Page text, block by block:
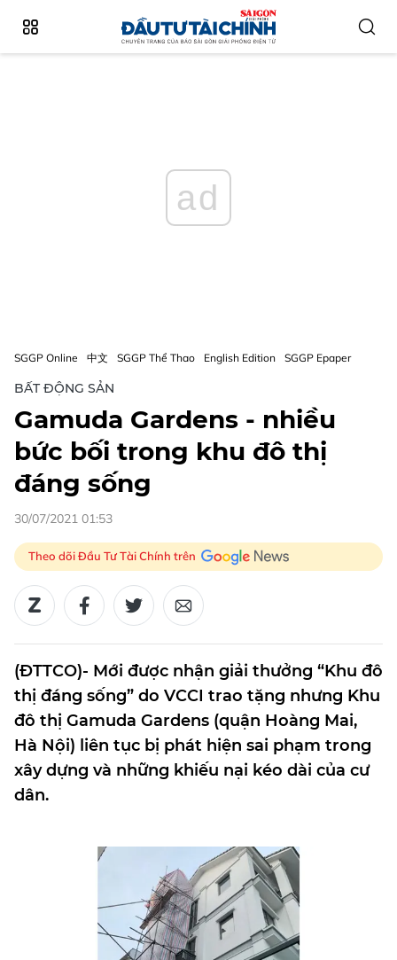
ad
SGGP Online 中文 SGGP Thể Thao English Edition SGGP Epaper
BẤT ĐỘNG SẢN
Gamuda Gardens - nhiều
bức bối trong khu đô thị
đáng sống
30/07/2021 01:53
Theo dõi Đầu Tư Tài Chính trên
(ĐTTCO)- Mới được nhận giải thưởng “Khu đô
thị đáng sống” do VCCI trao tặng nhưng Khu
đô thị Gamuda Gardens (quận Hoàng Mai,
Hà Nội) liên tục bị phát hiện sai phạm trong
xây dựng và những khiếu nại kéo dài của cư
dân.